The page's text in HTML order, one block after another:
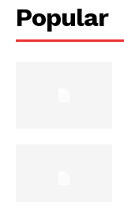
Popular